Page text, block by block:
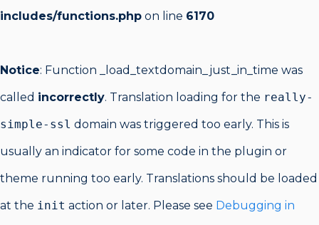
includes/functions.php on line 6170
Notice: Function _load_textdomain_just_in_time was
called incorrectly. Translation loading for the really-
simple-ssl domain was triggered too early. This is
usually an indicator for some code in the plugin or
theme running too early. Translations should be loaded
at the init action or later. Please see Debugging in